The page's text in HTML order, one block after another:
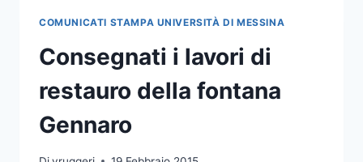
NAPOLETANA
PER
SQUADRA
COMUNICATI STAMPA UNIVERSITÀ DI MESSINA
Consegnati i lavori di
restauro della fontana
Gennaro